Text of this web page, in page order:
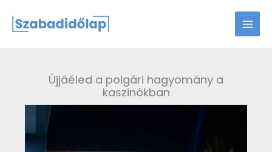
content
Újjáéled a polgári hagyomány a
kaszinókban